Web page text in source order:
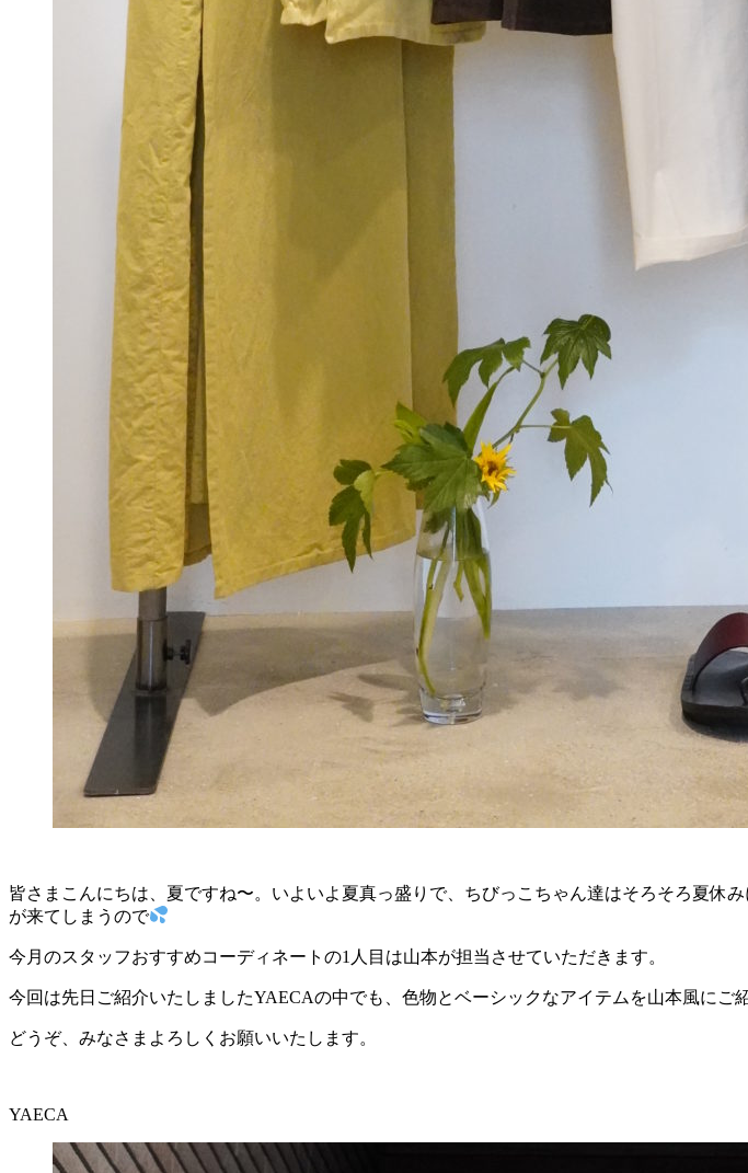
皆さまこんにちは、夏ですね〜。いよいよ夏真っ盛りで、ちびっこちゃん達はそろそろ夏休
が来てしまうので
今月のスタッフおすすめコーディネートの1人目は山本が担当させていただきます。
今回は先日ご紹介いたしましたYAECAの中でも、色物とベーシックなアイテムを山本風にご
どうぞ、みなさまよろしくお願いいたします。
YAECA